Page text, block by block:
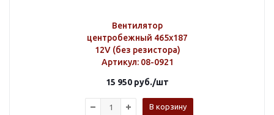
Вентилятор
центробежный 465х187
12V (без резистора)
Артикул: 08-0921
15 950 руб./шт
В корзину